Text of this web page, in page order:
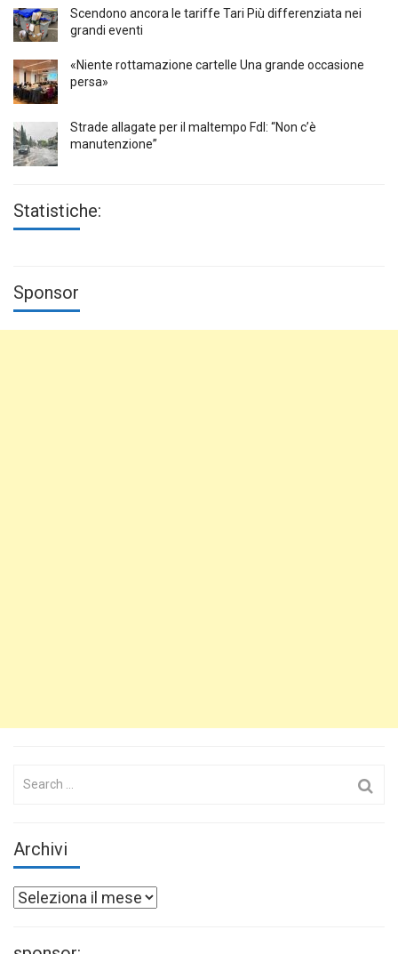
Scendono ancora le tariffe Tari Più differenziata nei
grandi eventi
«Niente rottamazione cartelle Una grande occasione
persa»
Strade allagate per il maltempo FdI: “Non c’è
manutenzione”
Statistiche:
Sponsor
Search
Archivi
Archivi